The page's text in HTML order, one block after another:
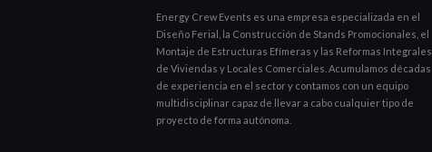
Energy Crew Events es una empresa especializada en el
Diseño Ferial, la Construcción de Stands Promocionales, el
Montaje de Estructuras Efímeras y las Reformas Integrales
de Viviendas y Locales Comerciales. Acumulamos décadas
de experiencia en el sector y contamos con un equipo
multidisciplinar capaz de llevar a cabo cualquier tipo de
proyecto de forma autónoma.